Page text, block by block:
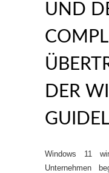
UND
DER
Windows 11
Unternehmen